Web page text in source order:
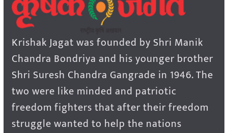
Krishak Jagat was founded by Shri Manik
Chandra Bondriya and his younger brother
Shri Suresh Chandra Gangrade in 1946. The
two were like minded and patriotic
freedom fighters that after their freedom
struggle wanted to help the nations